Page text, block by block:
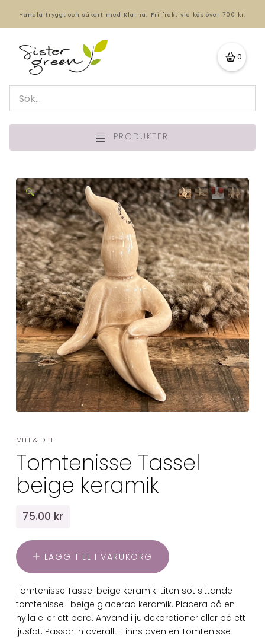
Handla tryggt och säkert med Klarna. Fri frakt vid köp över 700 kr.
0
PRODUKTER
🔍
MITT & DITT
Tomtenisse Tassel
beige keramik
75.00 kr
LÄGG TILL I VARUKORG
Tomtenisse Tassel beige keramik. Liten söt sittande
tomtenisse i beige glacerad keramik. Placera på en
hylla eller ett bord. Använd i juldekorationer eller på ett
ljusfat. Passar in överallt. Finns även en Tomtenisse